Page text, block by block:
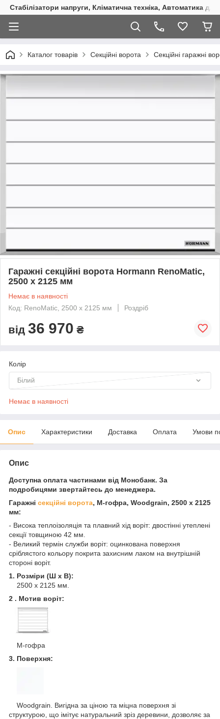
Стабілізатори напруги, Кліматична техніка, Автоматика
Каталог товарів Секційні ворота Секційні гаражні
Гаражні секційні ворота Hormann RenoMatic,
2500 x 2125 мм
Немає в наявності
Код: RenoMatic, 2500 x 2125 мм
Роздріб
від 36 970 ₴
Колір
Білий
Немає в наявності
Опис Характеристики Доставка Оплата Умови
Опис
Доступна оплата частинами від Монобанк. За
подробицями звертайтесь до менеджера.
Гаражні секційні ворота, M-гофра, Woodgrain, 2500 x 2125
мм:
- Висока теплоізоляція та плавний хід воріт: двостінні утеплені
секції товщиною 42 мм.
- Великий термін служби воріт: оцинкована поверхня
сріблястого кольору покрита захисним лаком на внутрішній
стороні воріт.
1. Розміри (Ш x В):
2500 x 2125 мм.
2 . Мотив воріт:
M-гофра
3. Поверхня:
Woodgrain. Вигідна за ціною та міцна поверхня зі
структурою, що імітує натуральний зріз деревини, дозволяє за